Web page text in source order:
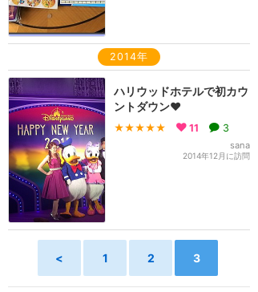
2014年
ハリウッドホテルで初カウ
ントダウン❤️
★★★★★ 11 3
sana
2014年12月に訪問
< 1 2 3